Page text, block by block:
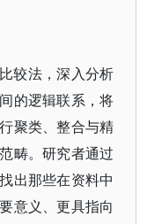
较法，深入分析
的逻辑联系，将
聚类、整合与精
畴。研究者通过
出那些在资料中
意义、更具指向